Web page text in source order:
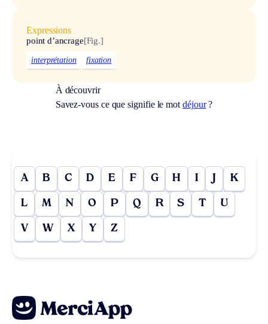
Expressions
point d’ancrage[Fig.]
interprétation fixation
À découvrir
Savez-vous ce que signifie le mot déjour?
A B C D E F G H I J K
L M N O P Q R S T U
V W X Y Z